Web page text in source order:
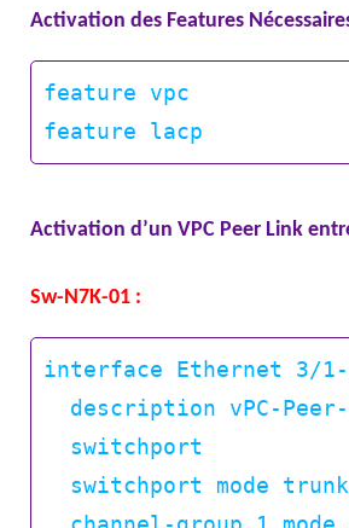
Activation des Features
feature vpc
Activation d’un VPC Peer Link
Sw-N7K-01 :
interface Ethernet 3/1-